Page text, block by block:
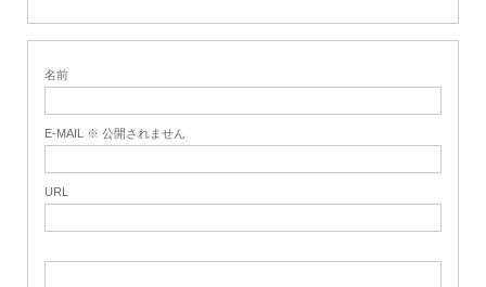
名前
E-MAIL ※ 公開されません
URL